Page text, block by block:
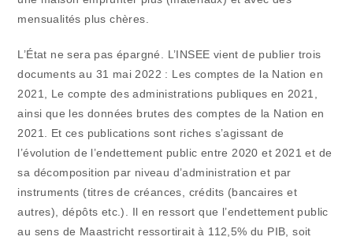
mensualités plus chères.
L’État ne sera pas épargné. L’INSEE vient de publier trois
documents au 31 mai 2022 : Les comptes de la Nation en
2021, Le compte des administrations publiques en 2021,
ainsi que les données brutes des comptes de la Nation en
2021. Et ces publications sont riches s’agissant de
l’évolution de l’endettement public entre 2020 et 2021 et de
sa décomposition par niveau d’administration et par
instruments (titres de créances, crédits (bancaires et
autres), dépôts etc.). Il en ressort que l’endettement public
au sens de Maastricht ressortirait à 112,5% du PIB, soit